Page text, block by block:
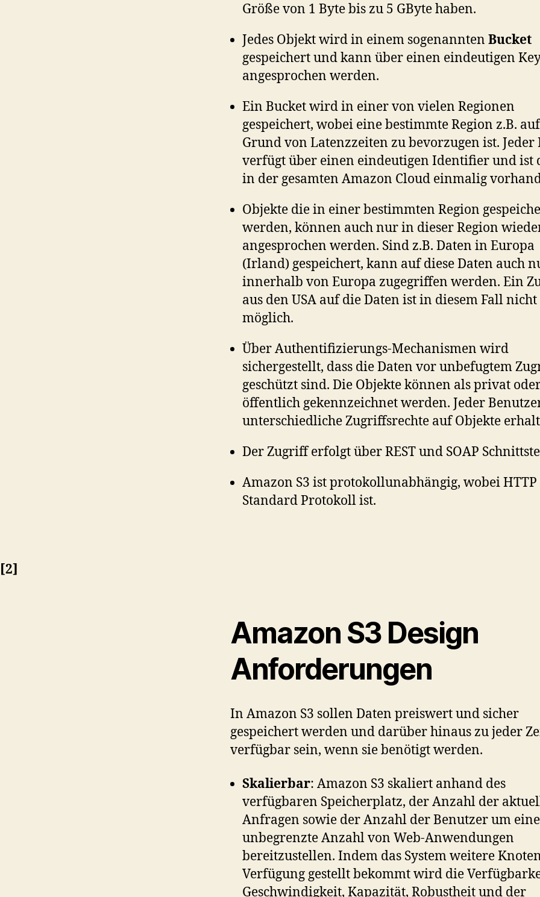
Größe von 1 Byte bis zu 5 GByte haben.
Jedes Objekt wird in einem sogenannten Bucket
gespeichert und kann über einen eindeutigen
angesprochen werden.
Ein Bucket wird in einer von vielen Regionen
gespeichert, wobei eine bestimmte Region z.B. auf
Grund von Latenzzeiten zu bevorzugen ist. Jeder
verfügt über einen eindeutigen Identifier und ist
in der gesamten Amazon Cloud einmalig
Objekte die in einer bestimmten Region
werden, können auch nur in dieser Region
angesprochen werden. Sind z.B. Daten in Europa
(Irland) gespeichert, kann auf diese Daten auch
innerhalb von Europa zugegriffen werden. Ein
aus den USA auf die Daten ist in diesem Fall nicht
möglich.
Über Authentifizierungs-Mechanismen wird
sichergestellt, dass die Daten vor unbefugtem
geschützt sind. Die Objekte können als privat
öffentlich gekennzeichnet werden. Jeder
unterschiedliche Zugriffsrechte auf Objekte
Der Zugriff erfolgt über REST und SOAP
Amazon S3 ist protokollunabhängig, wobei HTTP
Standard Protokoll ist.
[2]
Amazon S3 Design
Anforderungen
In Amazon S3 sollen Daten preiswert und sicher
gespeichert werden und darüber hinaus zu jeder
verfügbar sein, wenn sie benötigt werden.
Skalierbar: Amazon S3 skaliert anhand des
verfügbaren Speicherplatz, der Anzahl der
Anfragen sowie der Anzahl der Benutzer um eine
unbegrenzte Anzahl von Web-Anwendungen
bereitzustellen. Indem das System weitere
Verfügung gestellt bekommt wird die
Geschwindigkeit, Kapazität, Robustheit und der